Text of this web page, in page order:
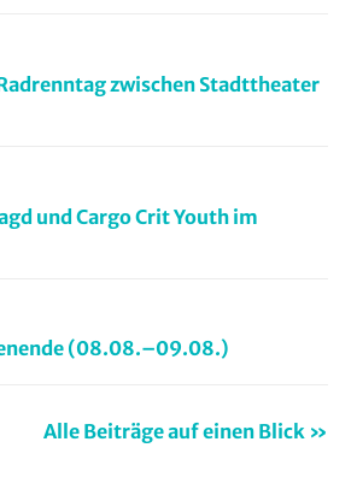
zwischen Stadttheater
und Cargo Crit Youth im
(08.08.–09.08.)
Alle Beiträge auf einen Blick »